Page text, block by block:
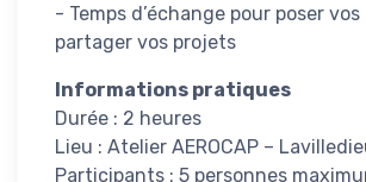
- Temps d’échange pour poser
partager vos projets
Informations pratiques
Durée : 2 heures
Lieu : Atelier AEROCAP –
Participants : 5 personnes